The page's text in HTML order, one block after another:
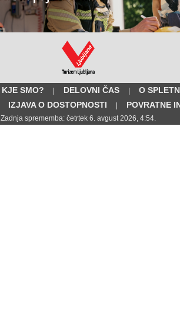
KJE SMO? | DELOVNI ČAS |
O
IZJAVA O DOSTOPNOSTI | POVRATNE
Zadnja sprememba: četrtek 6. avgust 2026, 4:54.